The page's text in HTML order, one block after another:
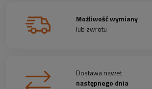
Możliwość wymiany
lub zwrotu
Dostawa nawet
następnego dnia